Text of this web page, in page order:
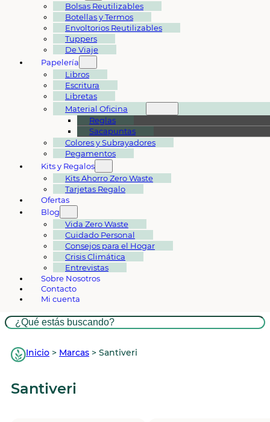
Bolsas Reutilizables
Botellas y Termos
Envoltorios Reutilizables
Tuppers
De Viaje
Papelería
Libros
Escritura
Libretas
Material Oficina
Reglas
Sacapuntas
Colores y Subrayadores
Pegamentos
Kits y Regalos
Kits Ahorro Zero Waste
Tarjetas Regalo
Ofertas
Blog
Vida Zero Waste
Cuidado Personal
Consejos para el Hogar
Crisis Climática
Entrevistas
Sobre Nosotros
Contacto
Mi cuenta
Buscar
Inicio > Marcas > Santiveri
Santiveri